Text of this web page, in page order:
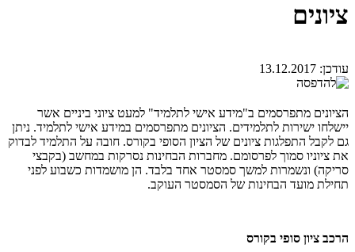
ציונים
עודכן: 13.12.2017
הציונים מתפרסמים ב"מידע אישי לתלמיד" למעט ציוני ביניים אשר
יישלחו ישירות לתלמידים. הציונים מתפרסמים במידע אישי לתלמיד. ניתן
גם לקבל התפלגות ציונים של הציון הסופי בקורס. חובה על התלמיד לבדוק
את ציוניו סמוך לפרסומם. מחברות הבחינות נסרקות במחשב (בקבצי
סריקה) ונשמרות למשך סמסטר אחד בלבד. הן מושמדות כשבוע לפני
תחילת מועד הבחינות של הסמסטר העוקב.
הרכב ציון סופי בקורס